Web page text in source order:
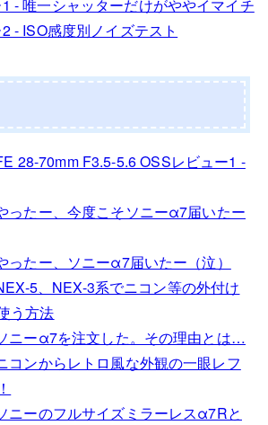
- 唯一シャッターだけがややイマイチ
- ISO感度別ノイズテスト
28-70mm F3.5-5.6 OSSレビュー1 -
ったー、今度こそソニーα7届いたー
ったー、ソニーα7届いたー（泣）
5、NEX-3系でニコン等の外付け
う方法
ニーα7を注文した。その理由とは…
コンからレトロ風な外観の一眼レフ
ニーのフルサイズミラーレスα7Rと